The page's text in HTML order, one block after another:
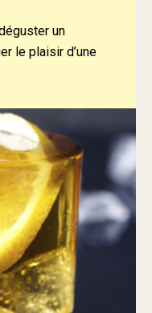
un
le plaisir d’une